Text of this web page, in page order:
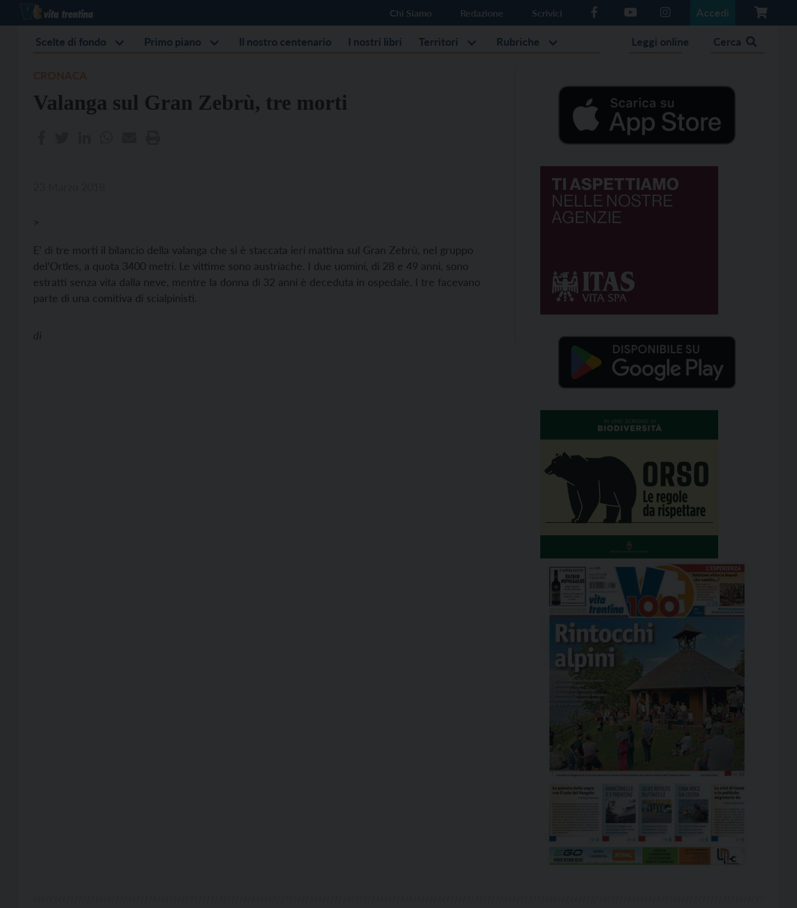
Chi Siamo Redazione Scrivici Accedi
Scelte di fondo Primo piano Il nostro centenario I nostri libri Territori Rubriche Leggi online Cerca
Valanga sul Gran Zebrù, tre morti
>
E’ di tre morti il bilancio della valanga che si è staccata ieri mattina sul Gran Zebrù, nel gruppo
del’Ortles, a quota 3400 metri. Le vittime sono austriache. I due uomini, di 28 e 49 anni, sono
estratti senza vita dalla neve, mentre la donna di 32 anni è deceduta in ospedale. I tre facevano
parte di una comitiva di scialpinisti.
di